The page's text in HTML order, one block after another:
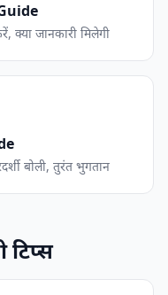
क्या जानकारी मिलेगी
बोली, तुरंत भुगतान